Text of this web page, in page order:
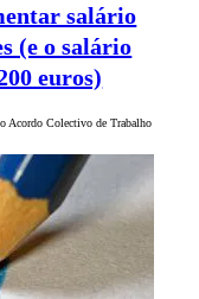
salário
(e o salário
euros)
Acordo Colectivo de Trabalho